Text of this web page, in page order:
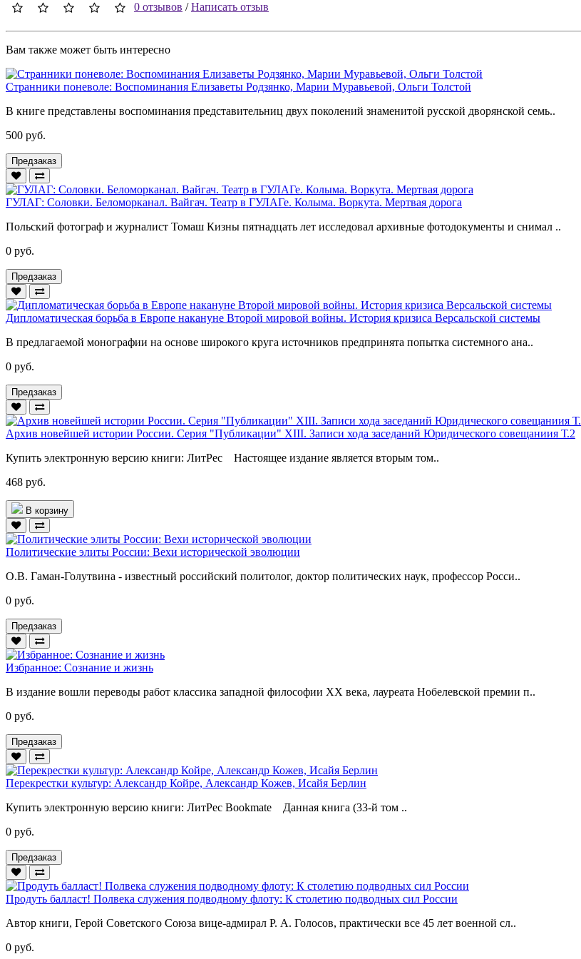
0 отзывов /Написать отзыв
Вам также может быть интересно
Странники поневоле: Воспоминания Елизаветы Родзянко, Марии Муравьевой, Ольги Толстой
В книге представлены воспоминания представительниц двух поколений знаменитой русской дворянской семь..
500 руб.
Предзаказ
ГУЛАГ: Соловки. Беломорканал. Вайгач. Театр в ГУЛАГе. Колыма. Воркута. Мертвая дорога
Польский фотограф и журналист Томаш Кизны пятнадцать лет исследовал архивные фотодокументы и снимал ..
0 руб.
Предзаказ
Дипломатическая борьба в Европе накануне Второй мировой войны. История кризиса Версальской системы
В предлагаемой монографии на основе широкого круга источников предпринята попытка системного ана..
0 руб.
Предзаказ
Архив новейшей истории России. Серия "Публикации" XIII. Записи хода заседаний Юридического совещаниия Т.2
Купить электронную версию книги: ЛитРес Настоящее издание является вторым том..
468 руб.
В корзину
Политические элиты России: Вехи исторической эволюции
О.В. Гаман-Голутвина - известный российский политолог, доктор поли­тических наук, профессор Росси..
0 руб.
Предзаказ
Избранное: Сознание и жизнь
В издание вошли переводы работ классика западной философии XX века, лауреата Нобелевской премии п..
0 руб.
Предзаказ
Перекрестки культур: Александр Койре, Александр Кожев, Исайя Берлин
Купить электронную версию книги: ЛитРес Bookmate Данная книга (33-й том ..
0 руб.
Предзаказ
Продуть балласт! Полвека служения подводному флоту: К столетию подводных сил России
Автор книги, Герой Советского Союза вице-адмирал Р. А. Голосов, практически все 45 лет военной сл..
0 руб.